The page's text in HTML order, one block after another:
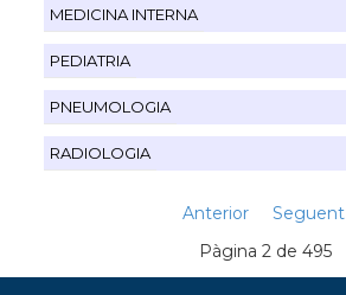
MEDICINA INTERNA
PEDIATRIA
PNEUMOLOGIA
RADIOLOGIA
Anterior
Seguent
Pàgina 2 de 495